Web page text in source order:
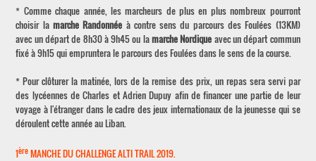
* Comme chaque année, les marcheurs de plus en plus nombreux pourront
choisir la marche Randonnée à contre sens du parcours des Foulées (13KM)
avec un départ de 8h30 à 9h45 ou lamarche Nordique avec un départ commun
fixé à 9h15 qui empruntera le parcours des Foulées dans le sens de la course.
* Pour clôturer la matinée, lors de la remise des prix, un repas sera servi par
des lycéennes de Charles et Adrien Dupuy afin de financer une partie de leur
voyage à l'étranger dans le cadre des jeux internationaux de la jeunesse qui se
déroulent cette année au Liban.
1èreMANCHE DU CHALLENGE ALTI TRAIL 2019.